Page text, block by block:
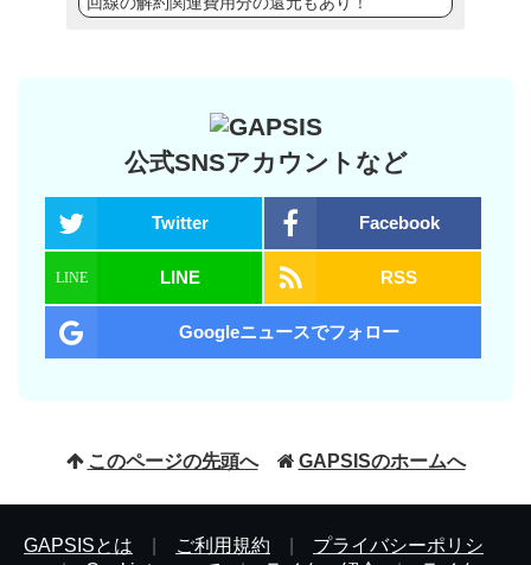
公式SNSアカウントなど
Twitter Facebook
LINE RSS
Googleニュースでフォロー
このページの先頭へ GAPSISのホームへ
GAPSISとは ご利用規約
プライバシーポリシ